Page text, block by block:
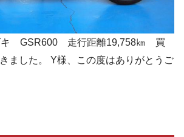
GSR600 走行距離19,758㎞ 買
ました。 Y様、この度はありがとうご